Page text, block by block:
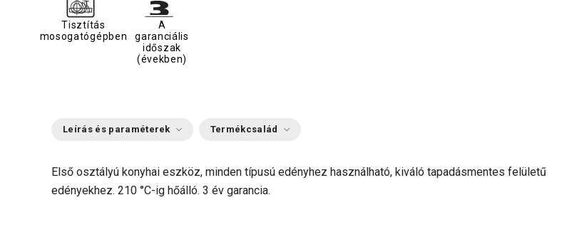
Tisztítás
mosogatógépben
A
garanciális
időszak
(években)
Leírás és paraméterek Termékcsalád
Első osztályú konyhai eszköz, minden típusú edényhez használható, kiváló tapadásmentes felületű
edényekhez. 210 °C-ig hőálló. 3 év garancia.